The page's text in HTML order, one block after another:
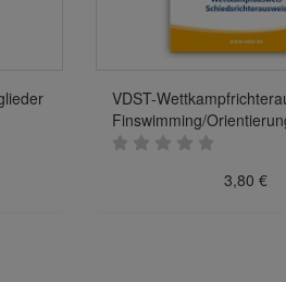
VDST-
Finswimming/
3,80 €